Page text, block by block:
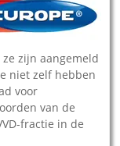
zijn aangemeld
niet zelf hebben
voor
van de
fractie in de